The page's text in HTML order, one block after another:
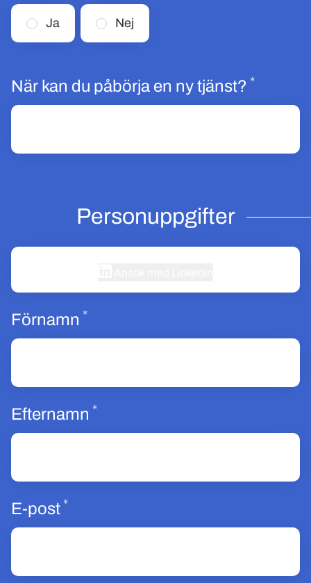
Ja Nej
När kan du påbörja en ny tjänst? *
Personuppgifter
Förnamn *Obligatoriskt
Efternamn *Obligatoriskt
E-post *Obligatoriskt